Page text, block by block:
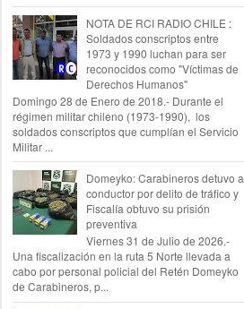
NOTA DE RCI RADIO CHILE :
Soldados conscriptos entre
1973 y 1990 luchan para ser
reconocidos como "Víctimas de
Derechos Humanos"
Domingo 28 de Enero de 2018.- Durante el
régimen militar chileno (1973-1990), los
soldados conscriptos que cumplían el Servicio
Militar ...
Domeyko: Carabineros detuvo a
conductor por delito de tráfico y
Fiscalía obtuvo su prisión
preventiva
Viernes 31 de Julio de 2026.-
Una fiscalización en la ruta 5 Norte llevada a
cabo por personal policial del Retén Domeyko
de Carabineros, p...